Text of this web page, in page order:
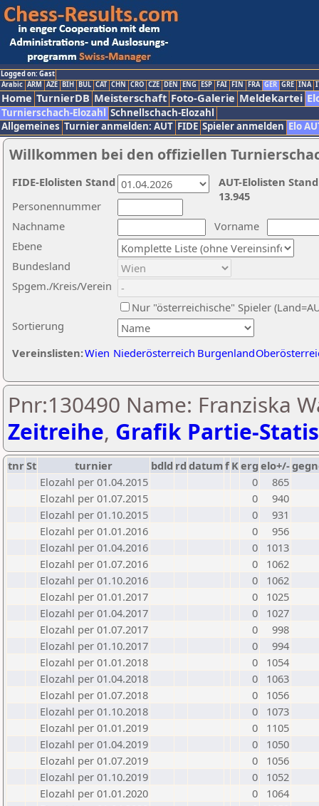
Logged on: Gast
Arabic ARM AZE BIH BUL CAT CHN CRO CZE DEN ENG ESP FAI FIN FRA GER GRE INA
Home TurnierDB Meisterschaft Foto-Galerie Meldekartei
Turnierschach-Elozahl Schnellschach-Elozahl
Allgemeines Turnier anmelden: AUT FIDE Spieler anmelden Elo
Willkommen bei den offiziellen
Nachname
Vorname
Ebene
Sortierung
Personennummer
Bundesland
Spgem./Kreis/Verein
Nur "österreichische" Spieler
Vereinslisten:Wien Niederösterreich Burgenland
AUT-Elolisten
13.945
FIDE-Elolisten Stand
Pnr:130490 Name: Franziska
Zeitreihe, Grafik Partie-
tnrSt turnier bdld rd datumf Kerg elo+/-
Elozahl per 01.04.2015
0
865
Elozahl per 01.07.2015
0
940
Elozahl per 01.10.2015
0
931
Elozahl per 01.01.2016
0
956
Elozahl per 01.04.2016
0
1013
Elozahl per 01.07.2016
0
1062
Elozahl per 01.10.2016
0
1062
Elozahl per 01.01.2017
0
1025
Elozahl per 01.04.2017
0
1027
Elozahl per 01.07.2017
0
998
Elozahl per 01.10.2017
0
994
Elozahl per 01.01.2018
0
1054
Elozahl per 01.04.2018
0
1063
Elozahl per 01.07.2018
0
1056
Elozahl per 01.10.2018
0
1073
Elozahl per 01.01.2019
0
1105
Elozahl per 01.04.2019
0
1050
Elozahl per 01.07.2019
0
1056
Elozahl per 01.10.2019
0
1052
Elozahl per 01.01.2020
0
1064